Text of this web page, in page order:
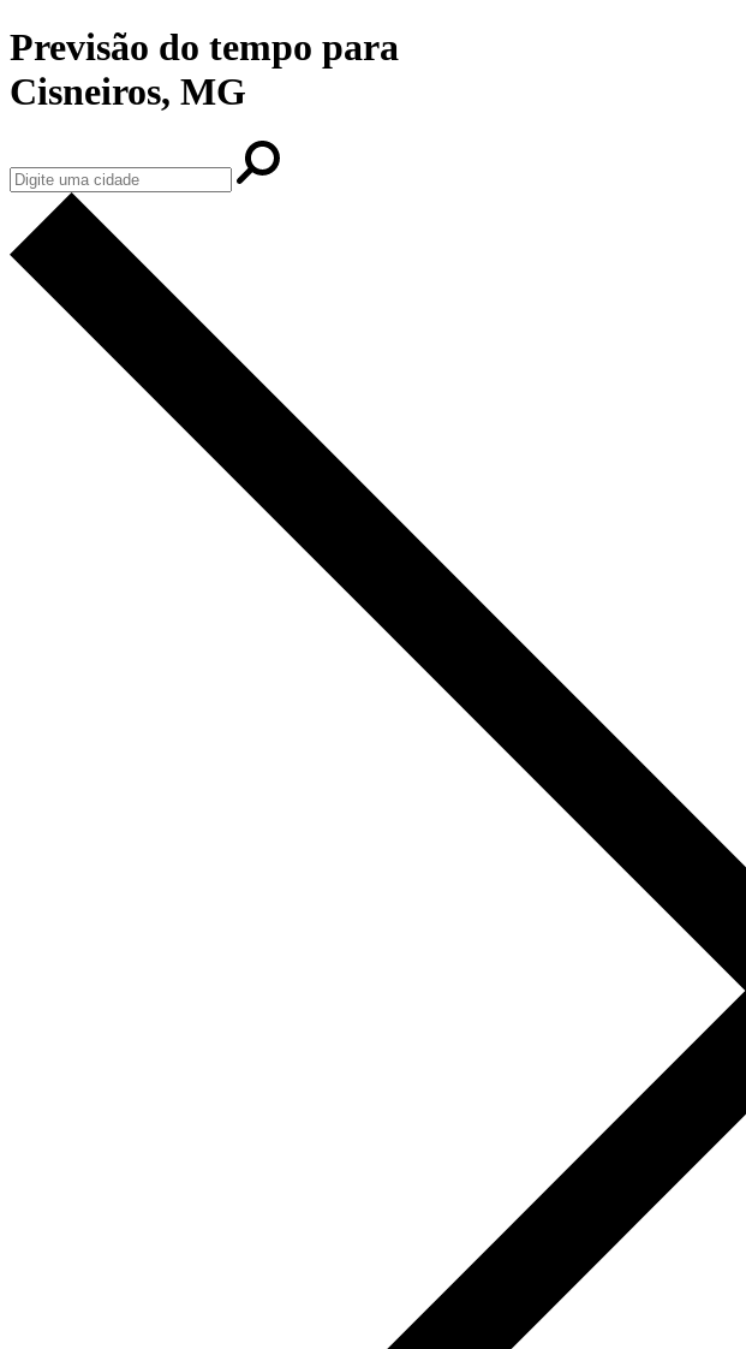
Previsão do tempo para
Cisneiros, MG